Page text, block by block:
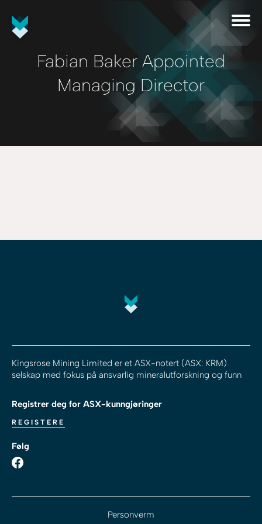
Fabian Baker Appointed
Managing Director
Kingsrose Mining Limited er et ASX-notert (ASX: KRM)
selskap med fokus på ansvarlig mineralutforskning og funn
Registrer deg for ASX-kunngjøringer
REGISTERE
Følg
Personverm